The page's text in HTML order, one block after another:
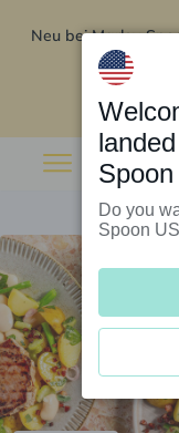
Neu bei Marley
Rabatt
Do you
Spoon